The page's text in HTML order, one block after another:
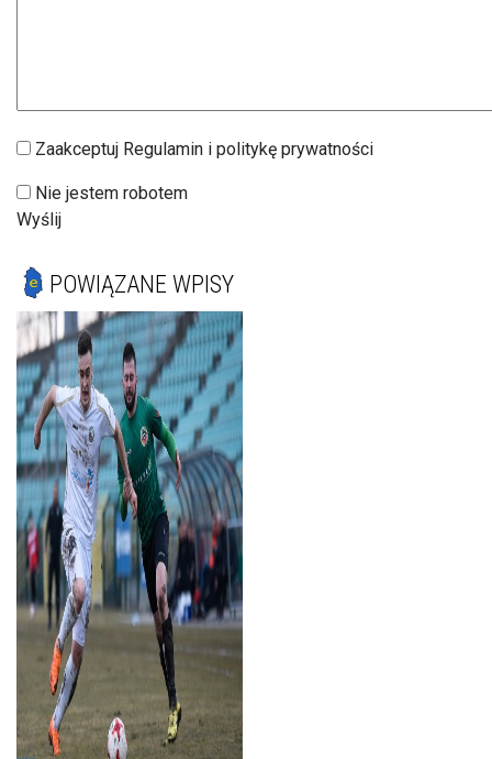
Zaakceptuj Regulamin i politykę prywatności
Nie jestem robotem
Wyślij
POWIĄZANE WPISY